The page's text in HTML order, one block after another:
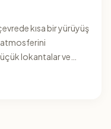
kısa bir yürüyüş
atmosferini
lokantalar ve